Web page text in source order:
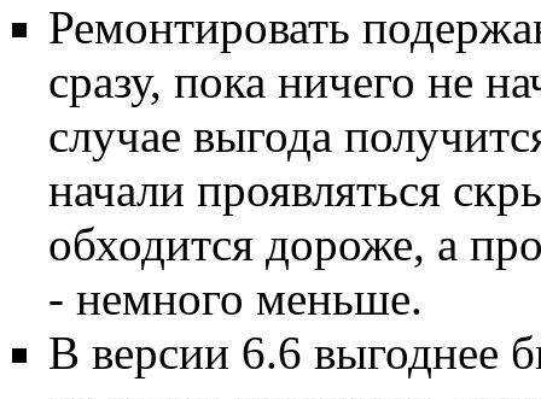
Ремонтировать
сразу, пока ничего не
случае выгода
начали проявляться
обходится дороже, а
- немного меньше.
В версии 6.6 выгоднее